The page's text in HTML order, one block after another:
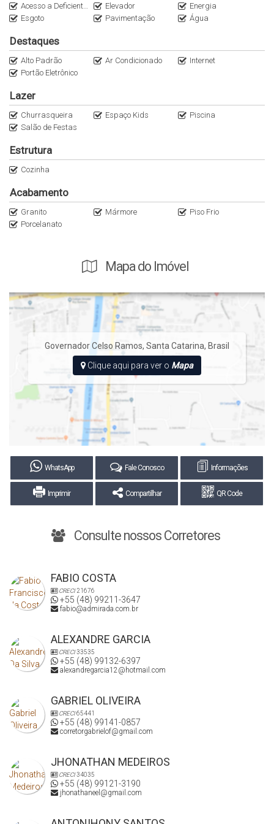
Previsão de entrega para *Novembro/2024*.
Não Perca Tempo...... Agende sua visita, venha conhecer o projeto
e reservar sua unidade.
Garante já seu espaço neste paraíso.
Consulte um de nossos Corretores.
Registro de Incorporação Imobiliária sob o n° R.3-48.808,
registrado junto ao Cartório de Registro de Imóveis da Comarca
de Biguaçu/SC.
Acesso a Deficientes Elevador
Energia
Esgoto
Pavimentação Água
Destaques
Alto Padrão Ar Condicionado
Internet
Portão Eletrônico
Lazer
Churrasqueira Espaço Kids
Piscina
Salão de Festas
Estrutura
Cozinha
Acabamento
Granito Mármore
Piso Frio
Porcelanato
Mapa do Imóvel
Governador Celso Ramos, Santa Catarina, Brasil
Clique aqui para ver o Mapa
WhatsApp Fale Conosco Informações
Imprimir Compartilhar QR Code
Consulte nossos Corretores
FABIO COSTA
CRECI21676
+55 (48) 99211-3647
fabio@admirada.com.br
ALEXANDRE GARCIA
CRECI33535
+55 (48) 99132-6397
alexandregarcia12@hotmail.com
GABRIEL OLIVEIRA
CRECI65441
+55 (48) 99141-0857
corretorgabrielof@gmail.com
JHONATHAN MEDEIROS
CRECI34035
+55 (48) 99121-3190
jhonathaneel@gmail.com